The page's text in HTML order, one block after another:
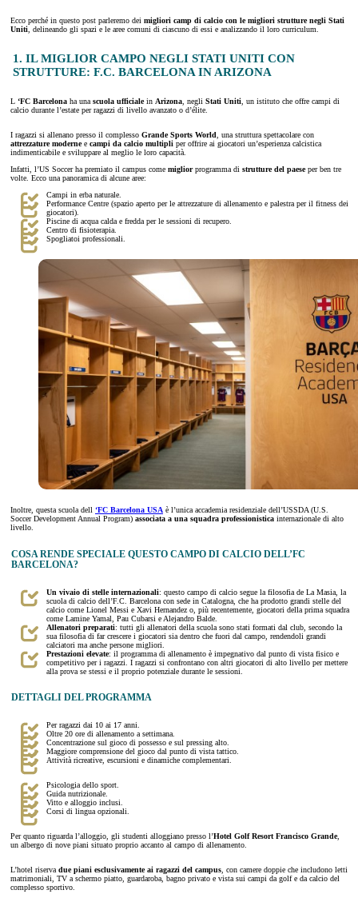
Ecco perché in questo post parleremo dei migliori camp di calcio con le migliori strutture negli Stati
Uniti , delineando gli spazi e le aree comuni di ciascuno di essi e analizzando il loro curriculum.
1. IL MIGLIOR CAMPO NEGLI STATI UNITI CON
STRUTTURE: F.C. BARCELONA IN ARIZONA
L ‘FC Barcelona ha una scuola ufficialein Arizona , negli Stati Uniti , un istituto che offre campi di
calcio durante l’estate per ragazzi di livello avanzato o d’élite.
I ragazzi si allenano presso il complesso Grande Sports World , una struttura spettacolare con
attrezzature modernee campi da calcio multipli per offrire ai giocatori un’esperienza calcistica
indimenticabile e sviluppare al meglio le loro capacità.
Infatti, l’US Soccer ha premiato il campus come migliorprogramma di strutture del paeseper ben tre
volte. Ecco una panoramica di alcune aree:
Campi in erba naturale.
Performance Centre (spazio aperto per le attrezzature di allenamento e palestra per il fitness dei
giocatori).
Piscine di acqua calda e fredda per le sessioni di recupero.
Centro di fisioterapia.
Spogliatoi professionali.
Inoltre, questa scuola dell ‘FC Barcelona USA è l’unica accademia residenziale dell’USSDA (U.S.
Soccer Development Annual Program) associata a una squadra professionistica internazionale di alto
livello.
COSA RENDE SPECIALE QUESTO CAMPO DI CALCIO DELL’FC
BARCELONA?
Un vivaio di stelle internazionali: questo campo di calcio segue la filosofia de La Masia, la
scuola di calcio dell’F.C. Barcelona con sede in Catalogna, che ha prodotto grandi stelle del
calcio come Lionel Messi e Xavi Hernandez o, più recentemente, giocatori della prima squadra
come Lamine Yamal, Pau Cubarsi e Alejandro Balde.
Allenatori preparati: tutti gli allenatori della scuola sono stati formati dal club, secondo la
sua filosofia di far crescere i giocatori sia dentro che fuori dal campo, rendendoli grandi
calciatori ma anche persone migliori.
Prestazioni elevate: il programma di allenamento è impegnativo dal punto di vista fisico e
competitivo per i ragazzi. I ragazzi si confrontano con altri giocatori di alto livello per mettere
alla prova se stessi e il proprio potenziale durante le sessioni.
DETTAGLI DEL PROGRAMMA
Per ragazzi dai 10 ai 17 anni.
Oltre 20 ore di allenamento a settimana.
Concentrazione sul gioco di possesso e sul pressing alto.
Maggiore comprensione del gioco dal punto di vista tattico.
Attività ricreative, escursioni e dinamiche complementari.
Psicologia dello sport.
Guida nutrizionale.
Vitto e alloggio inclusi.
Corsi di lingua opzionali.
Per quanto riguarda l’alloggio, gli studenti alloggiano presso l’Hotel Golf Resort Francisco Grande,
un albergo di nove piani situato proprio accanto al campo di allenamento.
L’hotel riserva due piani esclusivamente ai ragazzi del campus , con camere doppie che includono letti
matrimoniali, TV a schermo piatto, guardaroba, bagno privato e vista sui campi da golf e da calcio del
complesso sportivo.